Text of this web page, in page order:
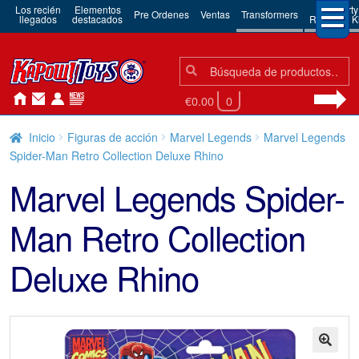
Los recién
llegados
Elementos
destacados Pre Ordenes Ventas Transformers 3rd Party
Robots &
Búsqueda:
Búsqueda
€0.00 0
Inicio Figuras de acción Marvel Legends
Marvel Legends
Spider-Man Retro Collection Deluxe Rhino
Marvel Legends Spider-
Man Retro Collection
Deluxe Rhino